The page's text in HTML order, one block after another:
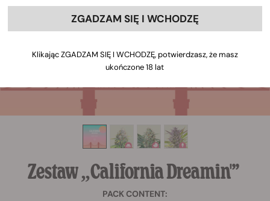
Zestaw „California Dreamin'”
PACK CONTENT:
ZGADZAM SIĘ I WCHODZĘ
Klikając ZGADZAM SIĘ I WCHODZĘ, potwierdzasz, że masz
ukończone 18 lat